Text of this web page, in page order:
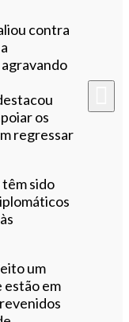
contra
os
regressar
sido
um
estão em